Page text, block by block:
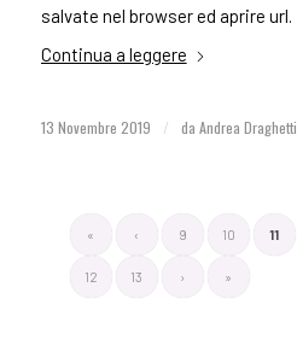
salvate nel browser ed aprire url.
Continua a leggere
13 Novembre 2019 / da Andrea Draghetti
« ‹ 9 10 11
12 13 › »